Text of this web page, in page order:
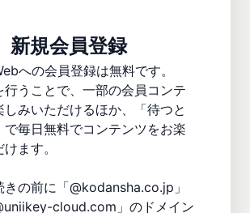
新規会員登録
への会員登録は無料です。
行うことで、一部の会員コンテ
しみいただけるほか、「待つと
で毎日無料でコンテンツをお楽
ます。
きの前に「@kodansha.co.jp」
cloud.com」のドメイン